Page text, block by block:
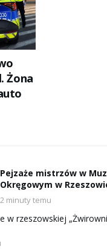
Żona
Pejzaże mistrzów w
Okręgowym w
2 minuty temu
w rzeszowskiej